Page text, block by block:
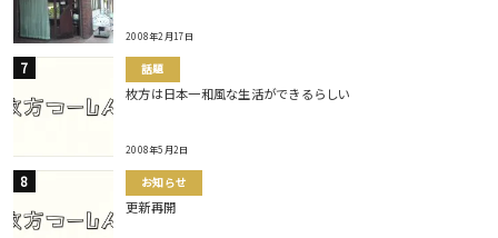
2008年2月17日
話題
枚方は日本一和風な生活ができるらしい
2008年5月2日
お知らせ
更新再開